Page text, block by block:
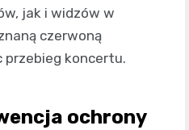
jak i widzów w
czerwoną
przebieg koncertu.
ochrony